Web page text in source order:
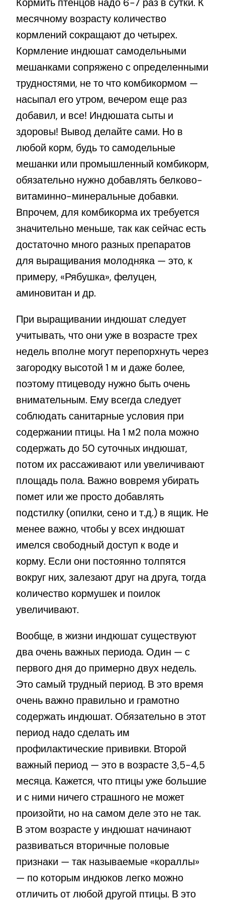
месячному возрасту количество
кормлений сокращают до четырех.
Кормление индюшат самодельными
мешанками сопряжено с определенными
трудностями, не то что комбикормом —
насыпал его утром, вечером еще раз
добавил, и все! Индюшата сыты и
здоровы! Вывод делайте сами. Но в
любой корм, будь то самодельные
мешанки или промышленный комбикорм,
обязательно нужно добавлять белково-
витаминно-минеральные добавки.
Впрочем, для комбикорма их требуется
значительно меньше, так как сейчас есть
достаточно много разных препаратов
для выращивания молодняка — это, к
примеру, «Рябушка», фелуцен,
аминовитан и др.
При выращивании индюшат следует
учитывать, что они уже в возрасте трех
недель вполне могут перепорхнуть через
загородку высотой 1 м и даже более,
поэтому птицеводу нужно быть очень
внимательным. Ему всегда следует
соблюдать санитарные условия при
содержании птицы. На 1 м2 пола можно
содержать до 50 суточных индюшат,
потом их рассаживают или увеличивают
площадь пола. Важно вовремя убирать
помет или же просто добавлять
подстилку (опилки, сено и т.д.) в ящик. Не
менее важно, чтобы у всех индюшат
имелся свободный доступ к воде и
корму. Если они постоянно толпятся
вокруг них, залезают друг на друга, тогда
количество кормушек и поилок
увеличивают.
Вообще, в жизни индюшат существуют
два очень важных периода. Один — с
первого дня до примерно двух недель.
Это самый трудный период. В это время
очень важно правильно и грамотно
содержать индюшат. Обязательно в этот
период надо сделать им
профилактические прививки. Второй
важный период — это в возрасте 3,5-4,5
месяца. Кажется, что птицы уже большие
и с ними ничего страшного не может
произойти, но на самом деле это не так.
В этом возрасте у индюшат начинают
развиваться вторичные половые
признаки — так называемые «кораллы»
— по которым индюков легко можно
отличить от любой другой птицы. В это